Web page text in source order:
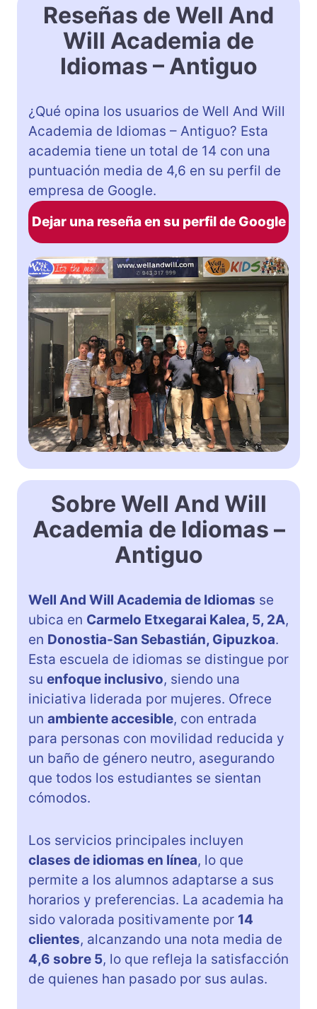
Reseñas de Well And
Will Academia de
Idiomas – Antiguo
¿Qué opina los usuarios de Well And Will
Academia de Idiomas – Antiguo? Esta
academia tiene un total de 14 con una
puntuación media de 4,6 en su perfil de
empresa de Google.
Dejar una reseña en su perfil de Google
Sobre Well And Will
Academia de Idiomas –
Antiguo
Well And Will Academia de Idiomas se
ubica en Carmelo Etxegarai Kalea, 5, 2A,
en Donostia-San Sebastián, Gipuzkoa.
Esta escuela de idiomas se distingue por
su enfoque inclusivo, siendo una
iniciativa liderada por mujeres. Ofrece
un ambiente accesible, con entrada
para personas con movilidad reducida y
un baño de género neutro, asegurando
que todos los estudiantes se sientan
cómodos.
Los servicios principales incluyen
clases de idiomas en línea, lo que
permite a los alumnos adaptarse a sus
horarios y preferencias. La academia ha
sido valorada positivamente por 14
clientes, alcanzando una nota media de
4,6 sobre 5, lo que refleja la satisfacción
de quienes han pasado por sus aulas.